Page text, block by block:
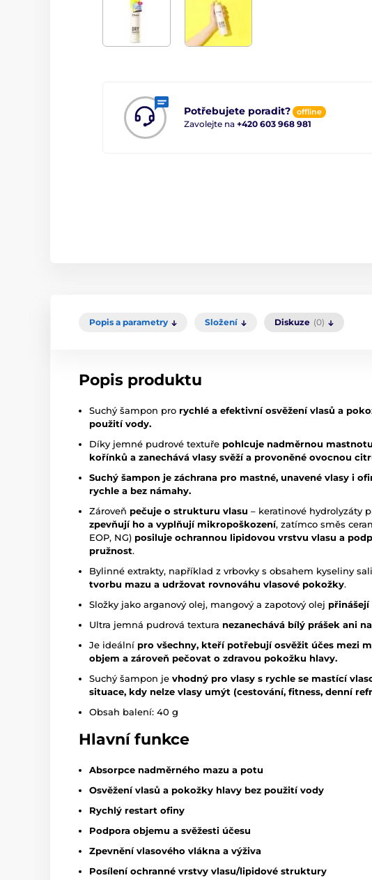
Potřebujete poradit? offline
Zavolejte na +420 603 968 981
Popis a parametry Složení Diskuze (0)
Popis produktu
Suchý šampon pro rychlé a efektivní osvěžení vlasů a
použití vody.
Díky jemné pudrové textuře pohlcuje nadměrnou
kořínků a zanechává vlasy svěží a provoněné ovocnou
Suchý šampon je záchrana pro mastné, unavené vlasy i
rychle a bez námahy.
Zároveň pečuje o strukturu vlasu – keratinové hydrolyzáty
zpevňují ho a vyplňují mikropoškození, zatímco směs
EOP, NG) posiluje ochrannou lipidovou vrstvu vlasu a
pružnost.
Bylinné extrakty, například z vrbovky s obsahem kyseliny
tvorbu mazu a udržovat rovnováhu vlasové pokožky.
Složky jako arganový olej, mangový a zapotový olej přinášejí
Ultra jemná pudrová textura nezanechává bílý prášek ani
Je ideální pro všechny, kteří potřebují osvěžit účes mezi
objem a zároveň pečovat o zdravou pokožku hlavy.
Suchý šampon je vhodný pro vlasy s rychle se mastící
situace, kdy nelze vlasy umýt (cestování, fitness, denní
Obsah balení: 40 g
Hlavní funkce
Absorpce nadměrného mazu a potu
Osvěžení vlasů a pokožky hlavy bez použití vody
Rychlý restart ofiny
Podpora objemu a svěžesti účesu
Zpevnění vlasového vlákna a výživa
Posílení ochranné vrstvy vlasu/lipidové struktury